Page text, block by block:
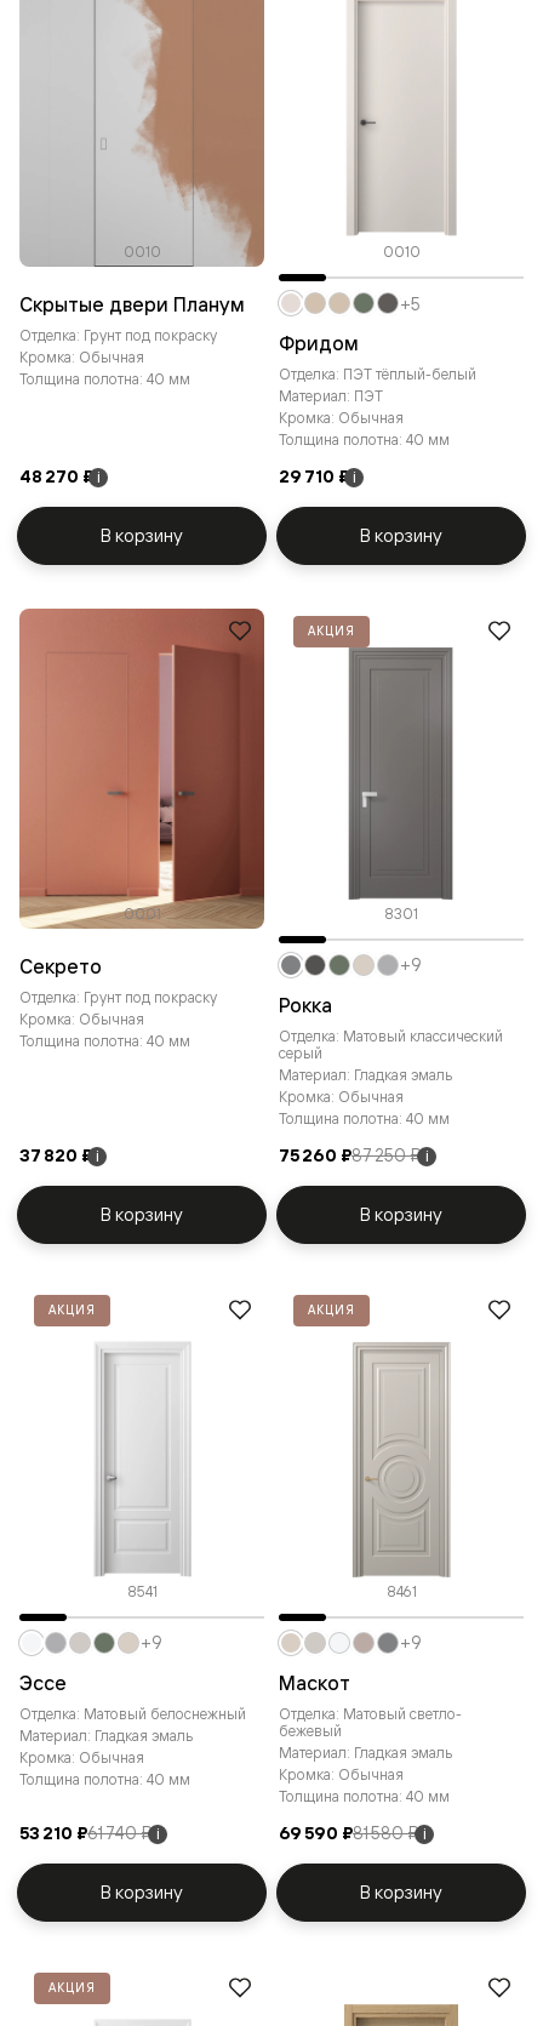
0010
Скрытые двери Планум
Отделка: Грунт под покраску
Кромка: Обычная
Толщина полотна: 40 мм
48 270 ₽ i
В корзину
0010
Фридом
Отделка: ПЭТ тёплый-белый
Материал: ПЭТ
Кромка: Обычная
Толщина полотна: 40 мм
29 710 ₽ i
+5
В корзину
0001
Секрето
Отделка: Грунт под покраску
Кромка: Обычная
Толщина полотна: 40 мм
37 820 ₽ i
В корзину
АКЦИЯ
8301
Рокка
Отделка: Матовый классический
серый
Материал: Гладкая эмаль
Кромка: Обычная
Толщина полотна: 40 мм
75 260 ₽87 250 ₽ i
+9
В корзину
АКЦИЯ
8541
Эссе
Отделка: Матовый белоснежный
Материал: Гладкая эмаль
Кромка: Обычная
Толщина полотна: 40 мм
53 210 ₽61 740 ₽ i
+9
В корзину
АКЦИЯ
8461
Маскот
Отделка: Матовый светло-
бежевый
Материал: Гладкая эмаль
Кромка: Обычная
Толщина полотна: 40 мм
69 590 ₽81 580 ₽ i
+9
В корзину
АКЦИЯ